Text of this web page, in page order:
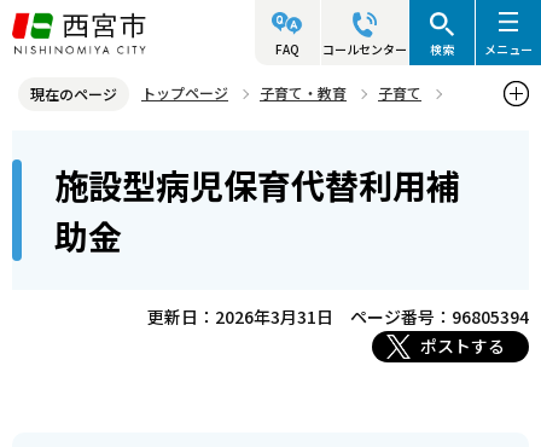
こ
の
ジ
頭
FAQ コールセンター 検索 メニュー
現在のページ トップページ 子育て・教育
子育て
施設型病児保育代替利用補
助金
更新日：2026年3月31日
ページ番号：96805394
ポストする